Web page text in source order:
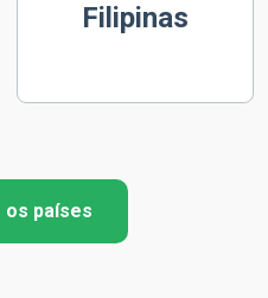
Filipinas
países